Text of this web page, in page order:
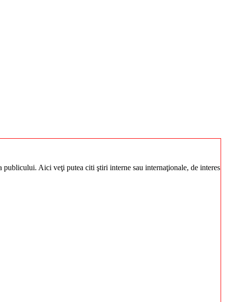
publicului. Aici veţi putea citi ştiri interne sau internaţionale, de interes